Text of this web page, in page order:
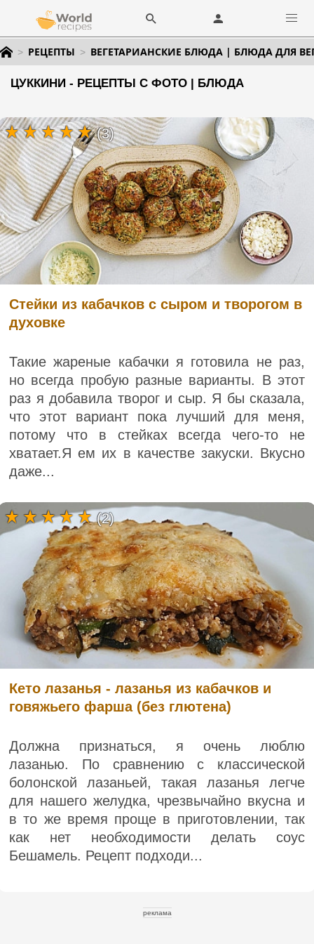
РЕЦЕПТЫ ВЕГЕТАРИАНСКИЕ БЛЮДА | БЛЮДА ДЛЯ
ЦУККИНИ - РЕЦЕПТЫ С ФОТО | БЛЮДА
Стейки из кабачков с сыром и творогом в
духовке
Такие жареные кабачки я готовила не раз,
но всегда пробую разные варианты. В этот
раз я добавила творог и сыр. Я бы сказала,
что этот вариант пока лучший для меня,
потому что в стейках всегда чего-то не
хватает.Я ем их в качестве закуски. Вкусно
даже...
(3)
Кето лазанья - лазанья из кабачков и
говяжьего фарша (без глютена)
Должна признаться, я очень люблю
лазанью. По сравнению с классической
болонской лазаньей, такая лазанья легче
для нашего желудка, чрезвычайно вкусна и
в то же время проще в приготовлении, так
как нет необходимости делать соус
Бешамель. Рецепт подходи...
(2)
реклама